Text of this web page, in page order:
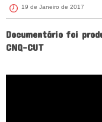
19 de Janeiro de 2017
Documentário foi
CNQ-CUT